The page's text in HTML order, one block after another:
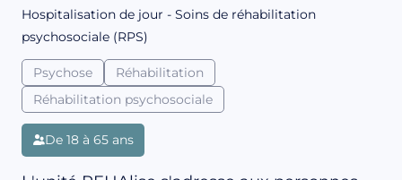
Hospitalisation de jour - Soins de réhabilitation
psychosociale (RPS)
Psychose
Réhabilitation
Réhabilitation psychosociale
De 18 à 65 ans